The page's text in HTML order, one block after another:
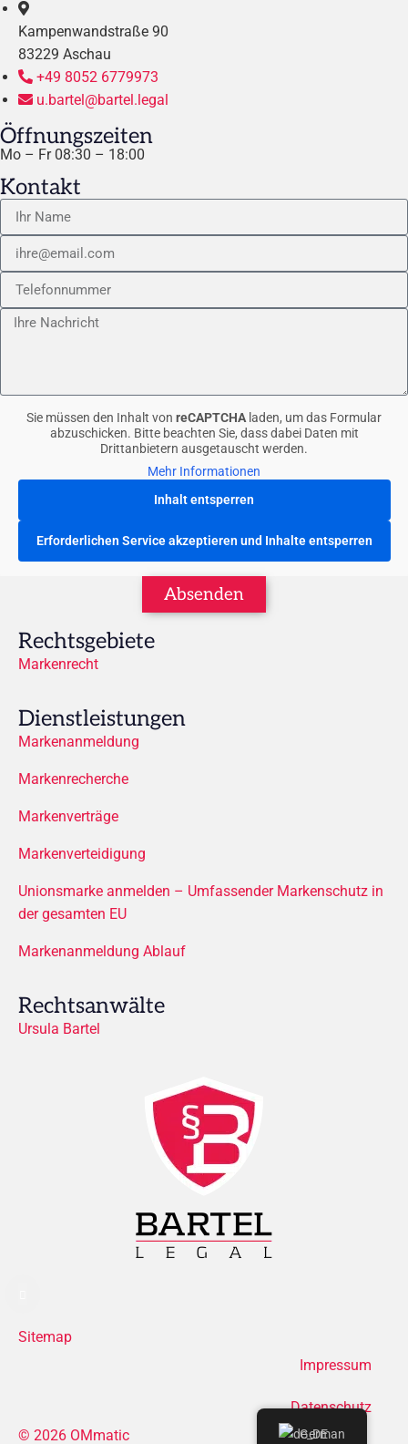
Kampenwandstraße 90
83229 Aschau
+49 8052 6779973
u.bartel@bartel.legal
Öffnungszeiten
Mo – Fr 08:30 – 18:00
Kontakt
Sie müssen den Inhalt von reCAPTCHA laden, um das Formular
abzuschicken. Bitte beachten Sie, dass dabei Daten mit
Drittanbietern ausgetauscht werden.
Mehr Informationen
Inhalt entsperren
Erforderlichen Service akzeptieren und Inhalte entsperren
Absenden
Rechtsgebiete
Markenrecht
Dienstleistungen
Markenanmeldung
Markenrecherche
Markenverträge
Markenverteidigung
Unionsmarke anmelden – Umfassender Markenschutz in
der gesamten EU
Markenanmeldung Ablauf
Rechtsanwälte
Ursula Bartel
Sitemap
Impressum
Datenschutz
© 2026 OMmatic
German